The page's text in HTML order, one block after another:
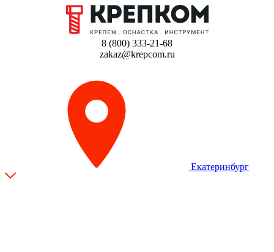
8 (800) 333-21-68
zakaz@krepcom.ru
Екатеринбург